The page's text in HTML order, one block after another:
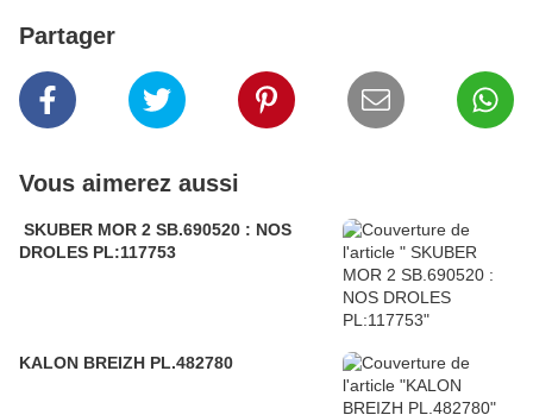
Partager
Vous aimerez aussi
SKUBER MOR 2 SB.690520 : NOS
DROLES PL:117753
KALON BREIZH PL.482780